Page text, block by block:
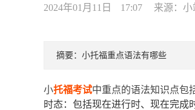
2024年01月11日 17:07 来源：小
摘要：小托福重点语法有哪些
小托福考试中重点的语法知识点包
时态：包括现在进行时、现在完成